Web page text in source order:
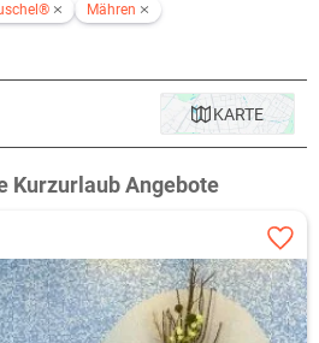
Mähren
KARTE
Kurzurlaub Angebote